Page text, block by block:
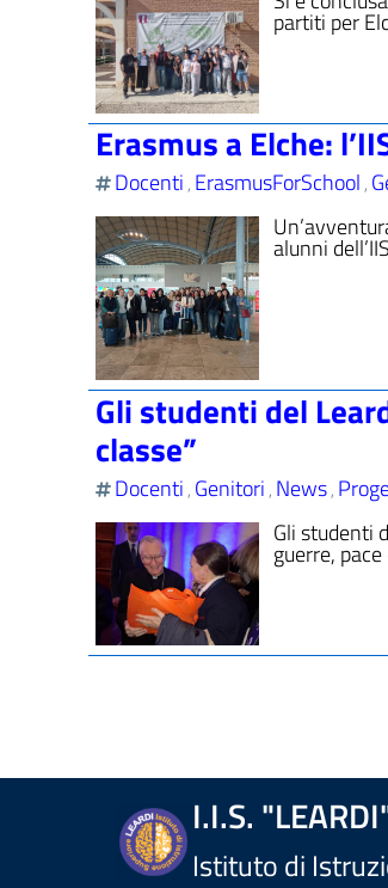
partiti per
Erasmus a Elche:
Docenti, ErasmusForSchool,
alunni
Gli studenti del
classe”
Docenti, Genitori, News,
Gli studenti
guerre,
I.I.S.
Istituto di